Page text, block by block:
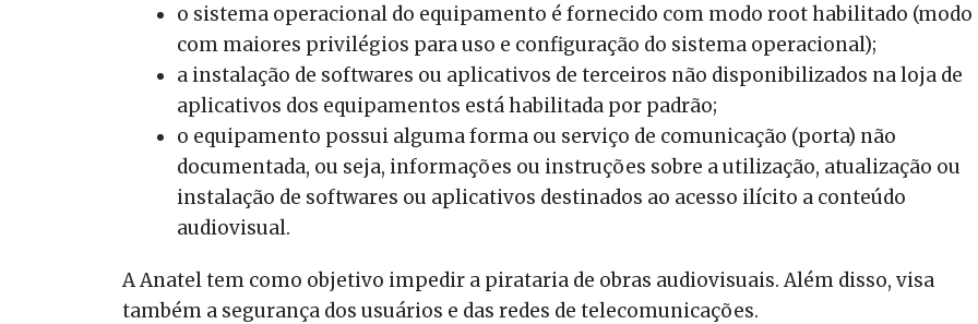
o sistema operacional do equipamento é fornecido com modo root habilitado (modo
com maiores privilégios para uso e configuração do sistema operacional);
a instalação de softwares ou aplicativos de terceiros não disponibilizados na loja de
aplicativos dos equipamentos está habilitada por padrão;
o equipamento possui alguma forma ou serviço de comunicação (porta) não
documentada, ou seja, informações ou instruções sobre a utilização, atualização ou
instalação de softwares ou aplicativos destinados ao acesso ilícito a conteúdo
audiovisual.
A Anatel tem como objetivo impedir a pirataria de obras audiovisuais. Além disso, visa
também a segurança dos usuários e das redes de telecomunicações.